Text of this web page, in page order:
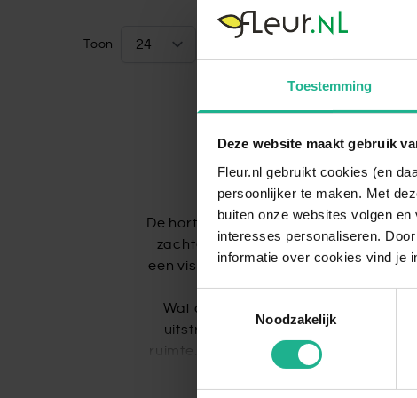
Toestemming
Deze website maakt gebruik
Fleur.nl gebruikt cookies (en
persoonlijker te maken. Met
buiten onze websites volgen
interesses personaliseren.
informatie over cookies vind je
Noodzakelijk
Toon
De hortensia op stam (Hydrangea
zachte, romantische uitstraling
een visueel spektakel. De bloemen,
juli
Wat de hortensia op stam zo
uitstraling. Door de stam wordt de
ruimte. Het loof is diep groen en
Hortensia’s op stam zijn relatief